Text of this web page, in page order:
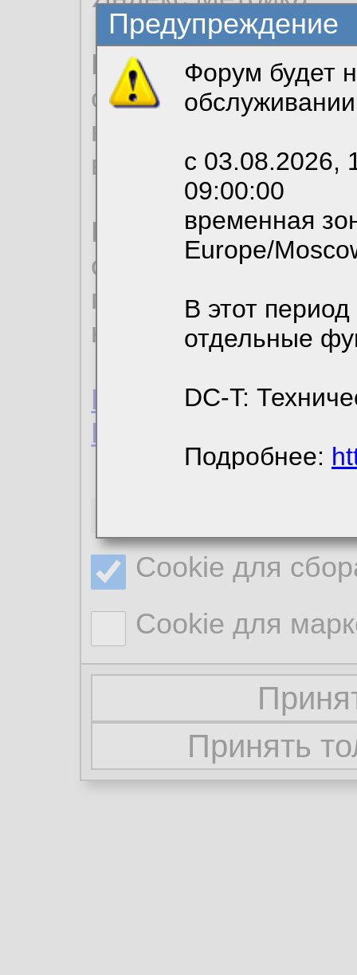
Предупреждение
Форум будет
с 03.08.2026,
09:00:00
временная
Europe/
В этот
отдельные
DC-T:
Подробнее:
Продолжая
согласие на
необходимых для
вы можете
По
ознакомиться с
пользовательским
Пользовательское
Политика
Cookie для
Cookie для